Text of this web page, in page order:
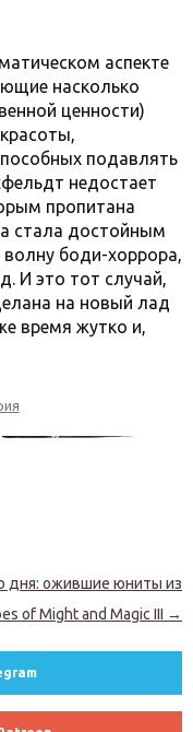
аспекте
насколько
ценности)
подавлять
недостает
пропитана
стала достойным
боди-хоррора,
И это тот случай,
на новый лад
время жутко и,
дня: ожившие юниты из
of Might and Magic III →